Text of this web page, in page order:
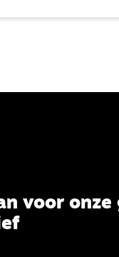
en keuzes een plek
goed begin om die
voor onze